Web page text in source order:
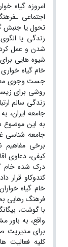
امروزه گیاه
اجتماعی
تحول یا جنبش
زندگی یا
شدن و عمل
شیوه هایی
خام گیاه
جست وجوی
روشی برای
زندگی سالم
جامعه ایران،
به این موضوع
جامعه شناسی
برخی مفاهیم
کیفی، دعاوی
درک شده خام
کندوکاو قرار
خام گیاه
فرهنگ رهایی
با گوشت،
واقع، به باور
برای مدیریت
کلیه فعالیت